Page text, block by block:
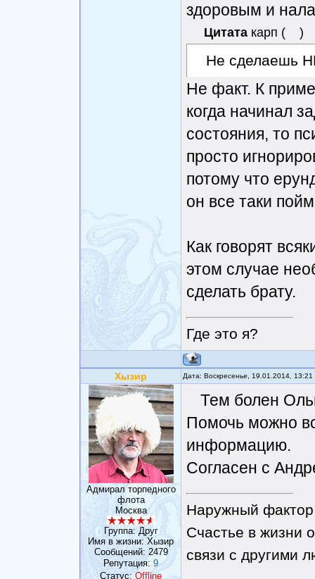
здоровым и
Цитата карп ( )
Не сделаешь
Не факт. К
когда начинал
состояния, то
просто
потому что
он все таки
Как говорят
этом случае
сделать брату.
Где это я?
Хызир Дата: Воскресенье, 19.01.2014,
Адмирал торпедного
флота
Москва
Группа: Друг
Имя в жизни: Хызир
Сообщений: 2479
Репутация: 9
Статус:Offline
Тем болен
Помочь можно
информацию.
Согласен с
Наружный фактор
Счастье в жизни
связи с другими